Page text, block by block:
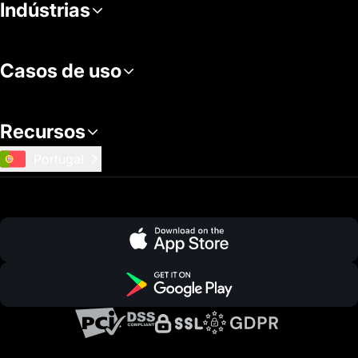
Indústrias
Casos de uso
Recursos